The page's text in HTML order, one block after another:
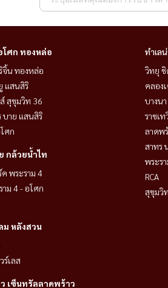
ศก ทองหล่อ
จิ้น ทองหล่อ
แสนสิริ
สุขุมวิท 36
บาย แสนสิริ
ศก
กล้วยน้ำไท
พระราม 4
ม 4 - อโศก
หลังสวน
ร์เลส
เซ็นทรัลลาดพร้าว
ทำเล
วิทยุ
คลอง
บางน
ราชเ
ลาดพ
สาทร
พระร
RCA
สุขุมวิ